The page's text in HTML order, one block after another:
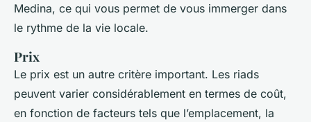
Medina, ce qui vous permet de vous immerger dans
le rythme de la vie locale.
Prix
Le prix est un autre critère important. Les riads
peuvent varier considérablement en termes de coût,
en fonction de facteurs tels que l’emplacement, la